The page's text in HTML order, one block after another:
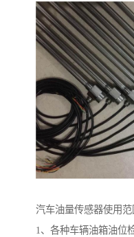
汽车油量传感器使用范
1、各种车辆油箱油位